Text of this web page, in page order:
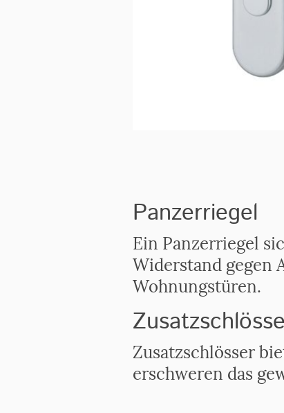
Panzerriegel
Ein Panzerriegel
Widerstand gegen
Wohnungstüren.
Zusatzschlösser
erschweren das